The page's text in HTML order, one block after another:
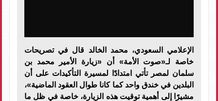
الإعلامي السعودي، محمد الخالد قال في تصريحات
خاصة لـ«صوت الأمة» أن «زيارة الأمير محمد بن
سلمان لمصر تأتي امتدادًا لمسيرة التأكيدات على أن
البلدين في خندق واحد كما كانا طوال العقود الماضية»،
مشيرًا إلى أهمية توقيت هذه الزيارة، خاصة في ظل ما